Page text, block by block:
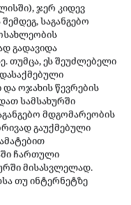
ჯერ კიდევ
საგანგებო
გადავიდა
თუმცა, ეს შეუძლებელი
ოჯახის წევრების
სამსახურში
მდგომარეობის
გაუქმებული
ჩართული
მისასვლელად.
თუ ინტერნეტზე